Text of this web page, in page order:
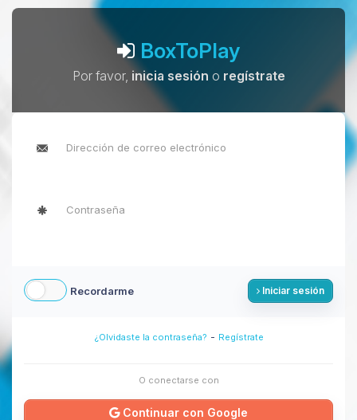
BoxToPlay
Por favor, inicia sesión o regístrate
Recordarme Iniciar sesión
¿Olvidaste la contraseña? - Regístrate
O conectarse con
Continuar con Google